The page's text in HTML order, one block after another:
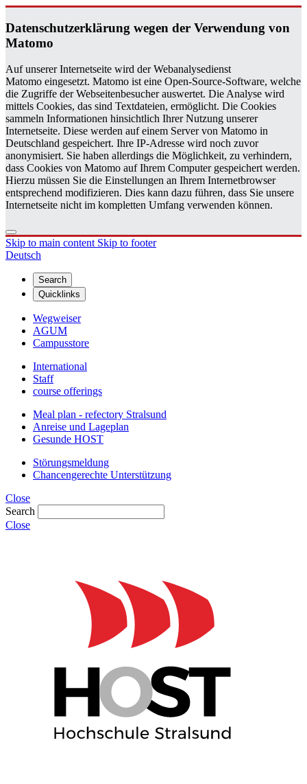
Daten­schutzerklärung wegen der Ver­wen­dung von
Matomo
Auf unserer Internetseite wird der Webanalysedienst
Matomo eingesetzt. Matomo ist eine Open-Source-Software, welche
die Zugriffe der Webseitenbesucher auswertet. Die Analyse wird
mittels Cookies, das sind Textdateien, ermöglicht. Die Cookies
sammeln Informationen hinsichtlich Ihrer Nutzung unserer
Internetseite. Diese werden auf einem Server von Matomo in
Deutschland gespeichert. Ihre IP-Adresse wird noch zuvor
anonymisiert. Sie haben allerdings die Möglichkeit, zu verhindern,
dass Cookies von Matomo auf Ihrem Computer gespeichert werden.
Hierzu müssen Sie die Einstellungen an Ihrem Internetbrowser
entsprechend modifizieren. Dies kann dazu führen, dass Sie unsere
Internetseite nicht im kompletten Umfang verwenden können.
Skip to main content Skip to footer
Deutsch
Search
Quicklinks
Wegweiser
AGUM
Campusstore
International
Staff
course offerings
Meal plan - refectory Stralsund
Anreise und Lageplan
Gesunde HOST
Störungsmeldung
Chancengerechte Unterstützung
Close
Search
Close